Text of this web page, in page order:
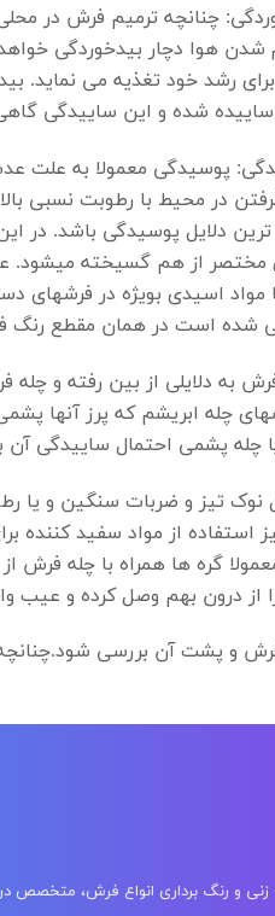
چنانچه ترمیم فرش در
شدن هوا دچار بیدخوردگی
رشد خود تغذیه می نماید.
شده و این ساییدگی گاهی
پوسیدگی معمولا به علت
در محیط با رطوبت نسبی
ترین دلایل پوسیدگی باشد. در
مختصر از هم گسیخته میشود.
اسیدی بویژه در فرشهای
است در همان مقطع رنگ
به دلایلی از بین رفته و
چله ابریشم که پرز آنها
چله پشمی احتمال ساییدگی
نوک تیز و ضربات سنگین و
استفاده از مواد سفید
گره ها همراه با چله فرش
از درون بهم وصل کرده و عیب
و پشت آن بررسی
زنی و رنگ برداری انواع فرش، متخصص در